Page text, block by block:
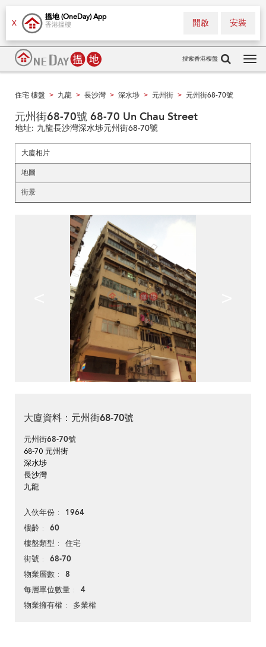
X
搵地 (OneDay) App
香港搵樓 安裝
開啟
搜索香港樓盤
住宅 樓盤 > 九龍 > 長沙灣 > 深水埗 > 元州街 > 元州街68-70號
元州街68-70號 68-70 Un Chau Street
地址: 九龍長沙灣深水埗元州街68-70號
大廈相片
地圖
街景
大廈資料：元州街68-70號
元州街68-70號
68-70 元州街
深水埗
長沙灣
九龍
入伙年份 1964
樓齡 60
樓盤類型 住宅
街號 68-70
物業層數 8
每層單位數量 4
物業擁有權 多業權